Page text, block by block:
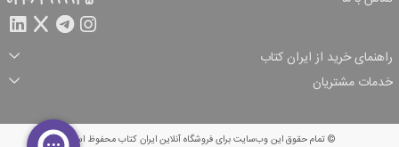
راهنمای خرید از ایران کتاب
ثبت سفارش
شرایط ارسال سفارش
شیوه پرداخت
تخفیف‌های خرید
خدمات مشتریان
© تمام حقوق این وب‌سایت برای فروشگاه آنلاین ایران کتاب محفوظ است.